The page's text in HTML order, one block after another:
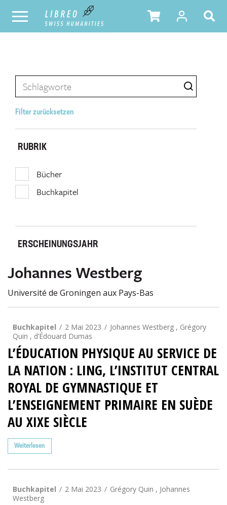
Filter zurücksetzen
RUBRIK
Bücher
Buchkapitel
ERSCHEINUNGSJAHR
Johannes Westberg
Université de Groningen aux Pays-Bas
Buchkapitel 2 Mai 2023
Johannes Westberg , Grégory
Quin , d’Édouard Dumas
L’ÉDUCATION PHYSIQUE AU SERVICE DE
LA NATION : LING, L’INSTITUT CENTRAL
ROYAL DE GYMNASTIQUE ET
L’ENSEIGNEMENT PRIMAIRE EN SUÈDE
AU XIXE SIÈCLE
Weiterlesen
Buchkapitel 2 Mai 2023
Grégory Quin , Johannes
Westberg